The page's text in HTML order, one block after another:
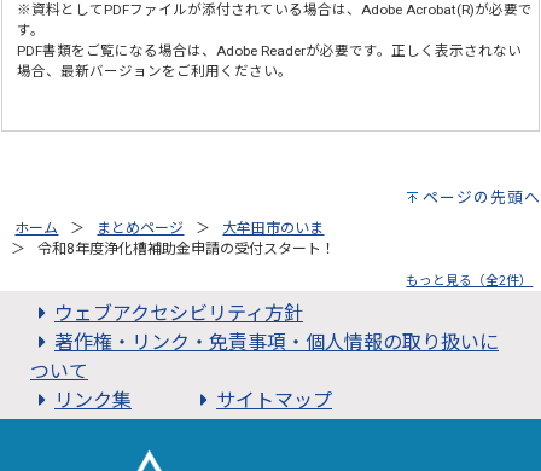
※資料としてPDFファイルが添付されている場合は、Adobe Acrobat(R)が必要で
す。
PDF書類をご覧になる場合は、Adobe Readerが必要です。正しく表示されない
場合、最新バージョンをご利用ください。
ページの先頭へ
ホーム まとめページ
大牟田市のいま
令和8年度浄化槽補助金申請の受付スタート！
もっと見る（全2件）
ウェブアクセシビリティ方針
著作権・リンク・免責事項・個人情報の取り扱いに
ついて
リンク集
サイトマップ